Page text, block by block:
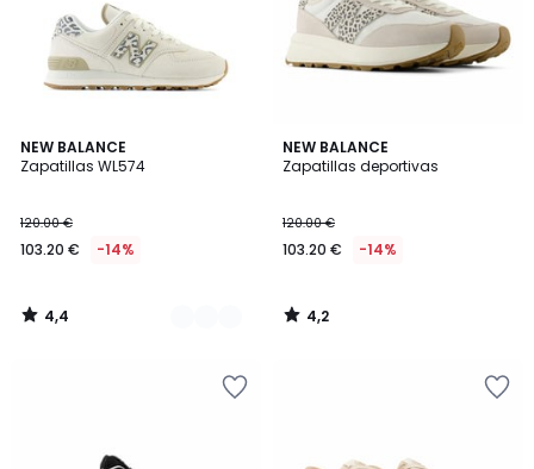
NEW BALANCE
Zapatillas WL574
120.00 €
103.20 € -14%
4,4
/ 5
2
Colores
4,4
/
NEW BALANCE
Zapatillas deportivas
120.00 €
103.20 € -14%
4,2
/ 5
4,2
/